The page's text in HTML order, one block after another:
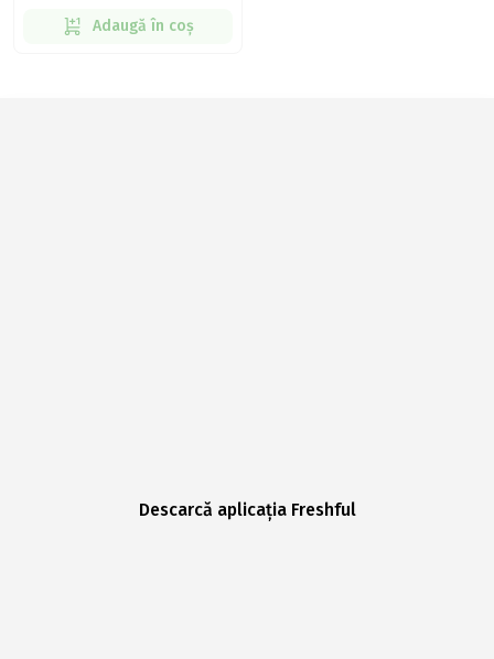
Adaugă în coș
Descarcă aplicația Freshful